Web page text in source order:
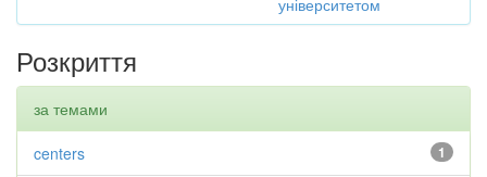
університетом
Розкриття
за темами
1
centers